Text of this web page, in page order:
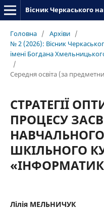
Головна / Архіви /
№ 2 (2026): Вісник
імені Богдана
/
Середня освіта (за
СТРАТЕГІЇ
ПРОЦЕСУ
НАВЧАЛЬНОГО
ШКІЛЬНОГО
Лілія МЕЛЬНИЧУК